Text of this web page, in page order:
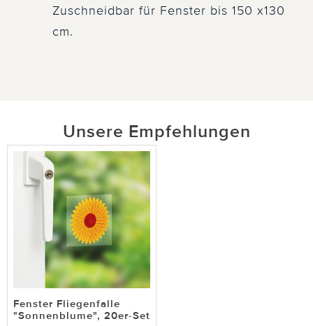
Zuschneidbar für Fenster bis 150 x130
cm.
Unsere Empfehlungen
Fenster Fliegenfalle
"Sonnenblume", 20er-Set